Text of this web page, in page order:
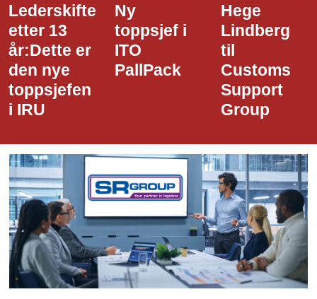
Ny
toppsjef i
ITO
PallPack
Hege
Lindberg
til
Customs
Dette er
den nye
i Narvik
Havn